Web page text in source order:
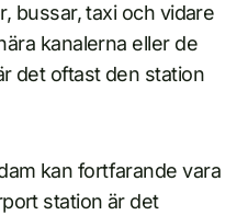
bussar, taxi och vidare
kanalerna eller de
det oftast den station
kan fortfarande vara
station är det